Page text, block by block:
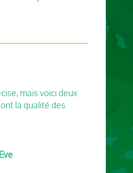
mais voici deux
la qualité des